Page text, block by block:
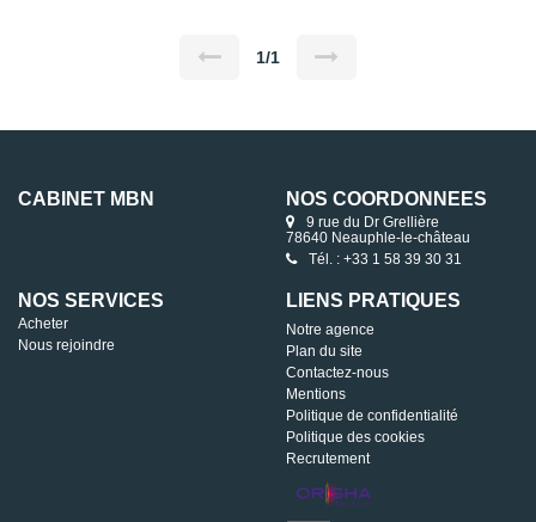
1/1
CABINET MBN NOS COORDONNÉES
9 rue du Dr Grellière
78640 Neauphle-le-château
Tél. : +33 1 58 39 30 31
NOS SERVICES
Acheter
Nous rejoindre
LIENS PRATIQUES
Notre agence
Plan du site
Contactez-nous
Mentions
Politique de confidentialité
Politique des cookies
Recrutement